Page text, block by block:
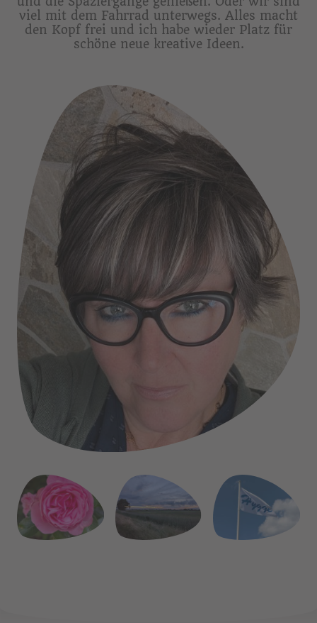
viel mit dem Fahrrad unterwegs. Alles macht
den Kopf frei und ich habe wieder Platz für
schöne neue kreative Ideen.